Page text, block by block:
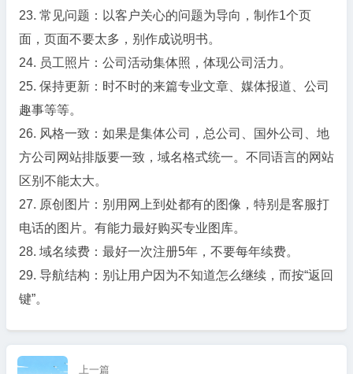
23. 常见问题：以客户关心的问题为导向，制作1个页
面，页面不要太多，别作成说明书。
24. 员工照片：公司活动集体照，体现公司活力。
25. 保持更新：时不时的来篇专业文章、媒体报道、公司
趣事等等。
26. 风格一致：如果是集体公司，总公司、国外公司、地
方公司网站排版要一致，域名格式统一。不同语言的网站
区别不能太大。
27. 原创图片：别用网上到处都有的图像，特别是客服打
电话的图片。有能力最好购买专业图库。
28. 域名续费：最好一次注册5年，不要每年续费。
29. 导航结构：别让用户因为不知道怎么继续，而按“返回
键”。
上一篇